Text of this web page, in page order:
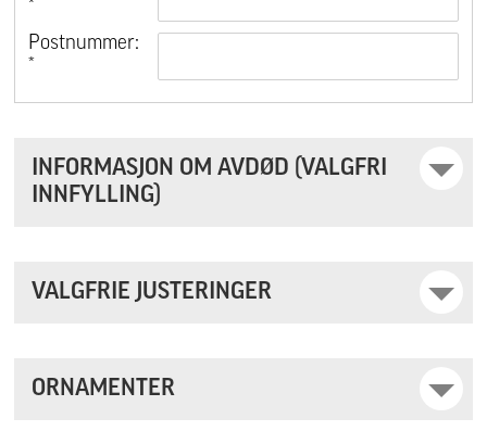
Postnummer:
INFORMASJON OM AVDØD (VALGFRI
INNFYLLING)
VALGFRIE JUSTERINGER
ORNAMENTER